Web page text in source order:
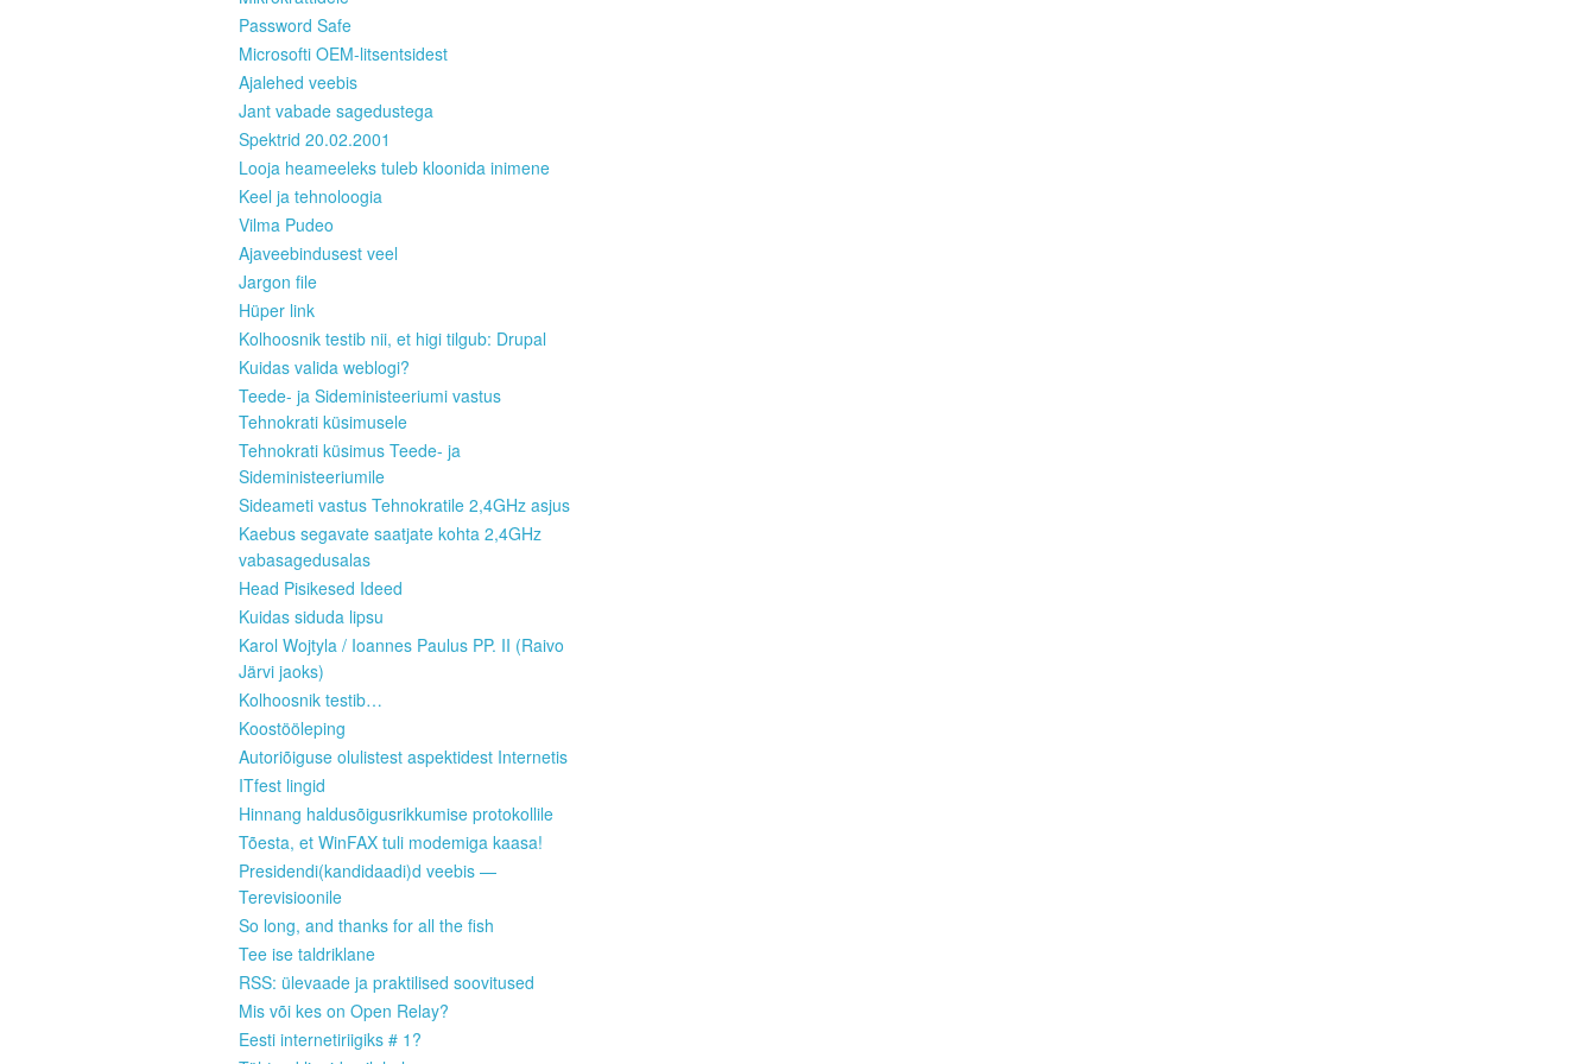
Password Safe
Microsofti OEM-litsentsidest
Ajalehed veebis
Jant vabade sagedustega
Spektrid 20.02.2001
Looja heameeleks tuleb kloonida inimene
Keel ja tehnoloogia
Vilma Pudeo
Ajaveebindusest veel
Jargon file
Hüper link
Kolhoosnik testib nii, et higi tilgub: Drupal
Kuidas valida weblogi?
Teede- ja Sideministeeriumi vastus
Tehnokrati küsimusele
Tehnokrati küsimus Teede- ja
Sideministeeriumile
Sideameti vastus Tehnokratile 2,4GHz asjus
Kaebus segavate saatjate kohta 2,4GHz
vabasagedusalas
Head Pisikesed Ideed
Kuidas siduda lipsu
Karol Wojtyla / Ioannes Paulus PP. II (Raivo
Järvi jaoks)
Kolhoosnik testib…
Koostööleping
Autoriõiguse olulistest aspektidest Internetis
ITfest lingid
Hinnang haldusõigusrikkumise protokollile
Tõesta, et WinFAX tuli modemiga kaasa!
Presidendi(kandidaadi)d veebis —
Terevisioonile
So long, and thanks for all the fish
Tee ise taldriklane
RSS: ülevaade ja praktilised soovitused
Mis või kes on Open Relay?
Eesti internetiriigiks # 1?